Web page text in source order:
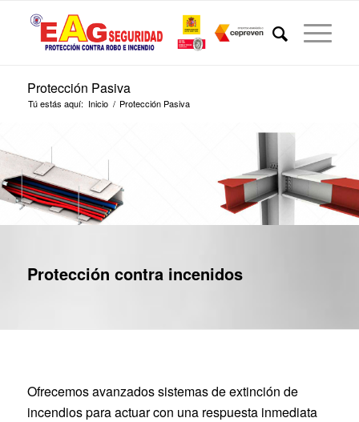
Protección Pasiva
Tú estás aquí: Inicio / Protección Pasiva
Protección contra incenidos
Ofrecemos avanzados sistemas de extinción de
incendios para actuar con una respuesta inmediata